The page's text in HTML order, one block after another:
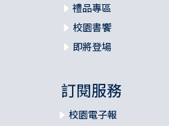
禮品專區
校園書饗
即將登場
訂閱服務
校園電子報